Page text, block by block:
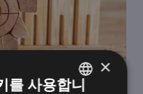
×
를 사용합니